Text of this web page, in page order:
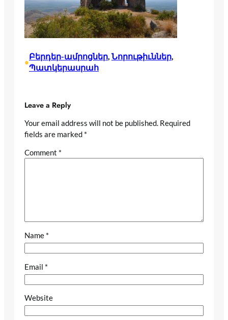
•
Բերդեր-ամրոցներ, Նորութիւններ
Պատկերասրահ
Leave a Reply
Your email address will not be published. Required
fields are marked *
Comment *
Name *
Email *
Website